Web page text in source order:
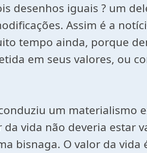
desenhos iguais ? um
Assim é a
tempo ainda, porque
em seus valores, ou
um materialismo
vida não deveria estar
bisnaga. O valor da vida